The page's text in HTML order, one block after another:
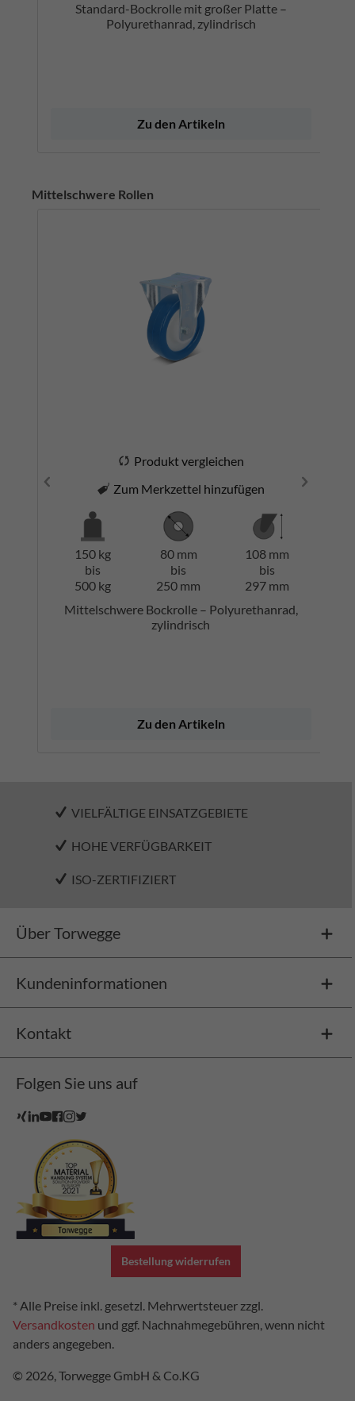
Standard-Bockrolle mit großer Platte –
Polyurethanrad, zylindrisch
Zu den Artikeln
Mittelschwere Rollen
Produkt vergleichen
Zum Merkzettel hinzufügen
150 kg
bis
500 kg
80 mm
bis
250 mm
108 mm
bis
297 mm
Mittelschwere Bockrolle – Polyurethanrad,
zylindrisch
Zu den Artikeln
VIELFÄLTIGE EINSATZGEBIETE
HOHE VERFÜGBARKEIT
ISO-ZERTIFIZIERT
Über Torwegge
Kundeninformationen
Kontakt
Folgen Sie uns auf
Bestellung widerrufen
* Alle Preise inkl. gesetzl. Mehrwertsteuer zzgl.
Versandkosten und ggf. Nachnahmegebühren, wenn nicht
anders angegeben.
© 2026, Torwegge GmbH & Co.KG